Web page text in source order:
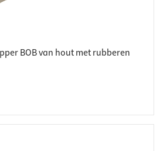
BOB van hout met rubberen